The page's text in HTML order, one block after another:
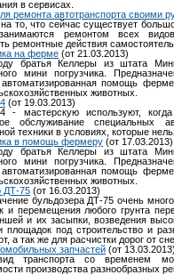
в сервисах.
ремонта автотранспорта своими
то, что сейчас существует
ремонтом всех
ремонтные действия
на ферме (от 21.03.2013)
братья Келлеры из штата
мини погрузчика.
помощь
животных.
(от 19.03.2013)
- мастерскую используют,
обслуживание специальных
техники в условиях, которые
в помощь фермеру (от 17.03.2013)
братья Келлеры из штата
мини погрузчика.
помощь
животных.
ДТ-75 (от 16.03.2013)
бульдозера ДТ-75 очень
и перемещения любого грунта
и их засыпки, возведения
площадок под строительство и
а так же для расчистки дорог от
запчастей (от 13.03.2013)
транспорта со временем
производства разнообразных